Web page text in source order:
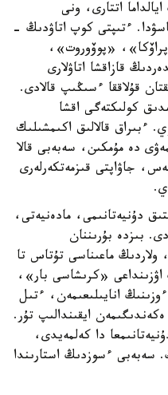
اتتارى، ونى
باسۋدا. ءتىپتى كوپ اتاۋدىڭ -
«پوۆوروت»،
قازاقشا اتاۋلارى
قۇلاققا ءسىڭىپ قالادى.
كولىكتەگى اقشا
ءبىراق قالالىق اكىمشىلىك
دە مۇمكىن، سەبەبى قالا
جاۋاپتى قىزمەتكەرلەرى
دۇنيەتانىمى، مادەنيەتى،
بىزدە بۇرىننان
ولاردىڭ ماعىناسى تۇتاس تا
«كرىشاسى بار»،
انايىلىعىمەن، ءتىل
ايقىندالىپ تۇر.
دا كەلمەيدى،
سەبەبى ءسوزدىڭ استارىندا